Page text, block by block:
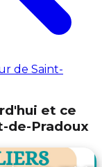
de Saint-
et ce
de-Pradoux